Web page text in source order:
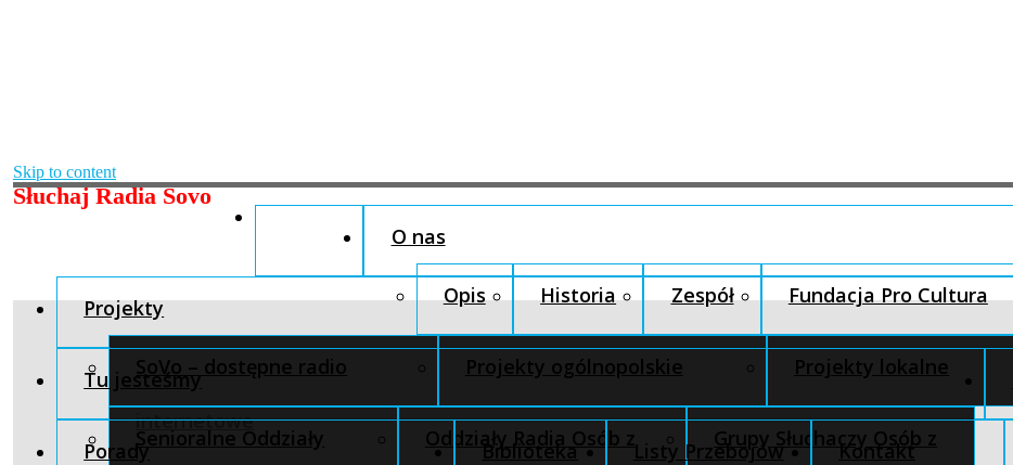
Skip to content
Słuchaj Radia Sovo
O nas
Opis Historia Zespół Fundacja Pro Cultura
Projekty
SoVo – dostępne radio
internetowe
Projekty ogólnopolskie Projekty lokalne
Tu jesteśmy
Senioralne Oddziały Oddziały Radia Osób z Grupy Słuchaczy Osób z
Porady Biblioteka Listy Przebojów Kontakt